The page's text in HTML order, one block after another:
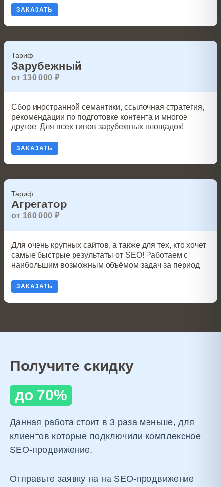
ЗАКАЗАТЬ
Тариф
Зарубежный
от 130 000 ₽
Сбор иностранной семантики, ссылочная стратегия,
рекомендации по подготовке контента и многое
другое. Для всех типов зарубежных площадок!
ЗАКАЗАТЬ
Тариф
Агрегатор
от 160 000 ₽
Для очень крупных сайтов, а также для тех, кто хочет
самые быстрые результаты от SEO! Работаем с
наибольшим возможным объёмом задач за период
ЗАКАЗАТЬ
Получите скидку
до 70%
Данная работа стоит в 3 раза меньше, для
клиентов которые подключили комплексное
SEO-продвижение.
Отправьте заявку на на SEO-продвижение